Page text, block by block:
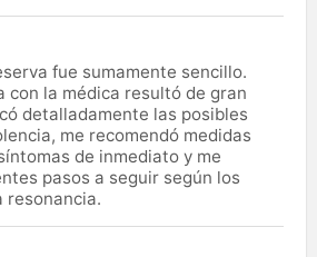
fue sumamente sencillo.
con la médica resultó de gran
detalladamente las posibles
me recomendó medidas
de inmediato y me
pasos a seguir según los
resonancia.